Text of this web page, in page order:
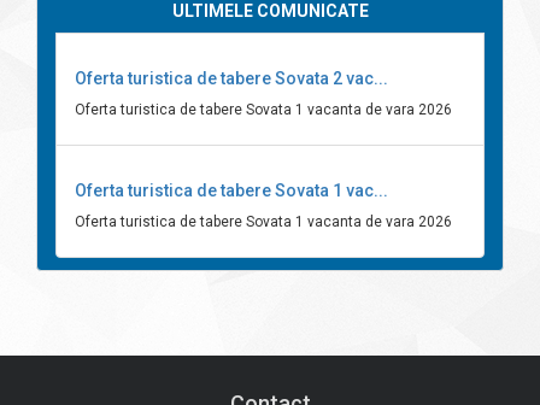
ULTIMELE COMUNICATE
Oferta turistica de tabere Sovata 2 vac...
Oferta turistica de tabere Sovata 1 vacanta de vara 2026
Oferta turistica de tabere Sovata 1 vac...
Oferta turistica de tabere Sovata 1 vacanta de vara 2026